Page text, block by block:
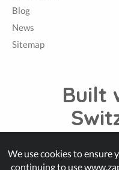
Blog
News
Sitemap
Built
© Zappter
We use cookies to ensure
continuing to use